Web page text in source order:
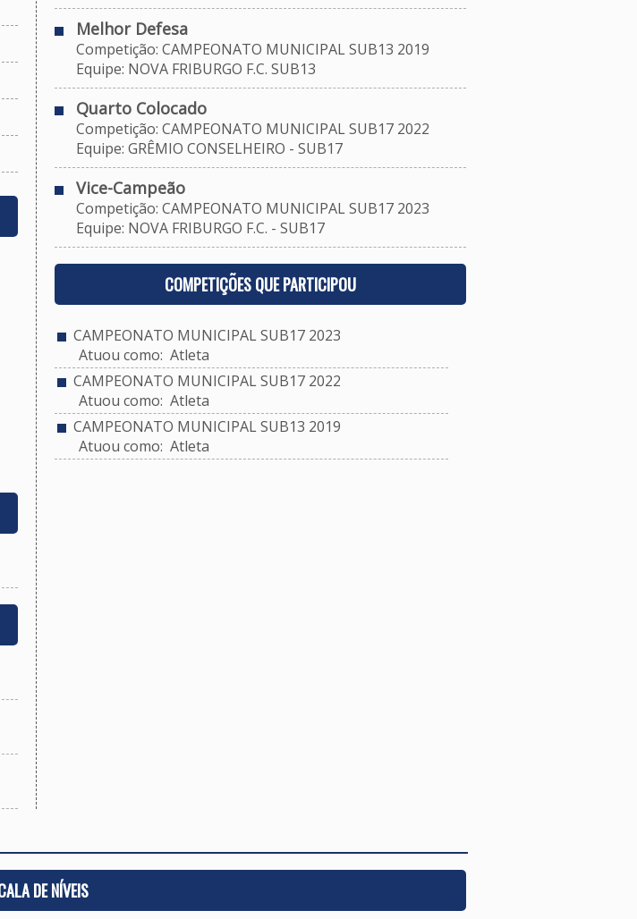
Melhor Defesa
Competição: CAMPEONATO MUNICIPAL SUB13 2019
Equipe: NOVA FRIBURGO F.C. SUB13
Quarto Colocado
Competição: CAMPEONATO MUNICIPAL SUB17 2022
Equipe: GRÊMIO CONSELHEIRO - SUB17
Vice-Campeão
Competição: CAMPEONATO MUNICIPAL SUB17 2023
Equipe: NOVA FRIBURGO F.C. - SUB17
COMPETIÇÕES QUE PARTICIPOU
CAMPEONATO MUNICIPAL SUB17 2023
Atuou como: Atleta
CAMPEONATO MUNICIPAL SUB17 2022
Atuou como: Atleta
CAMPEONATO MUNICIPAL SUB13 2019
Atuou como: Atleta
DE NÍVEIS